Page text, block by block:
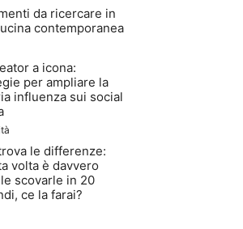
da ricercare in
contemporanea
a icona:
per ampliare la
influenza sui social
le differenze:
volta è davvero
scovarle in 20
ce la farai?